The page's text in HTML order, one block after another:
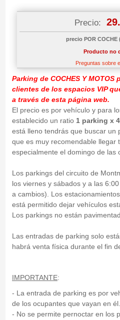
Precio:
precio POR
Producto no
Preguntas sobre
Parking de COCHES Y
clientes de los espacios VIP
a través de esta página web.
El precio es por vehículo y para
establecido un ratio 1 parking x
está lleno tendrás que buscar un
que es muy recomendable llegar
especialmente el domingo de las
Los parkings del circuito de
los viernes y sábados y a las
a cambios). Los
está permitido dejar vehículos
Los parkings no están
Las entradas de parking solo
habrá venta física durante el fin
IMPORTANTE:
- La entrada de parking es por
de los ocupantes que vayan en él.
- No se permite pernoctar en los